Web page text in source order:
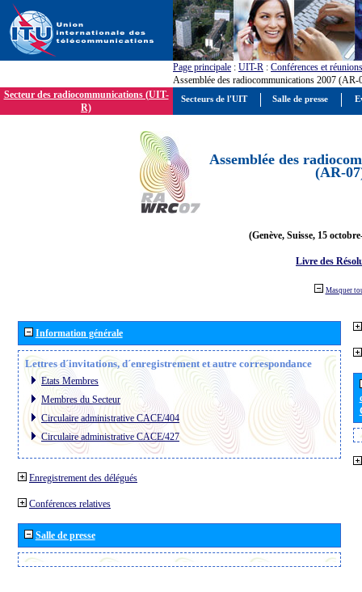
Page principale : UIT-R : Conférences et réunions
Assemblée des radiocommunications 2007 (AR-
Secteur des radiocommunications (UIT-
R)
Assemblée des
(AR-
(Genève, Suisse, 15
Livre des
Masquer
Information générale
Lettres d´invitations, d´enregistrement et autre correspondance
Etats Membres
Membres du Secteur
Circulaire administrative CACE/404
Circulaire administrative CACE/427
Enregistrement des délégués
Conférences relatives
Salle de presse
Secteurs de l'UIT Salle de presse